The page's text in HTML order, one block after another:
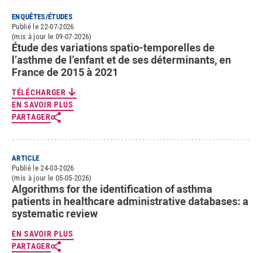
ENQUÊTES/ÉTUDES
Publié le 22-07-2026
(mis à jour le 09-07-2026)
Étude des variations spatio-temporelles de
l’asthme de l’enfant et de ses déterminants, en
France de 2015 à 2021
TÉLÉCHARGER
EN SAVOIR PLUS
PARTAGER
ARTICLE
Publié le 24-03-2026
(mis à jour le 05-05-2026)
Algorithms for the identification of asthma
patients in healthcare administrative databases: a
systematic review
EN SAVOIR PLUS
PARTAGER